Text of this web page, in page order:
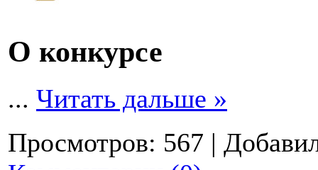
О конкурсе
... Читать дальше »
Просмотров: 567 |